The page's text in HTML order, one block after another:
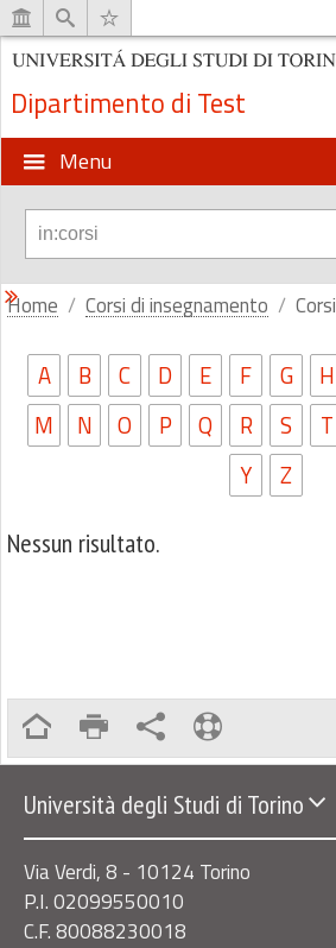
Dipartimento di Test
Menu
Home Corsi di insegnamento Corsi
A B C D E F G H
M
N O P Q R S T
Y
Z
Nessun risultato.
Università degli Studi di Torino
Via Verdi, 8 - 10124 Torino
P.I. 02099550010
C.F. 80088230018